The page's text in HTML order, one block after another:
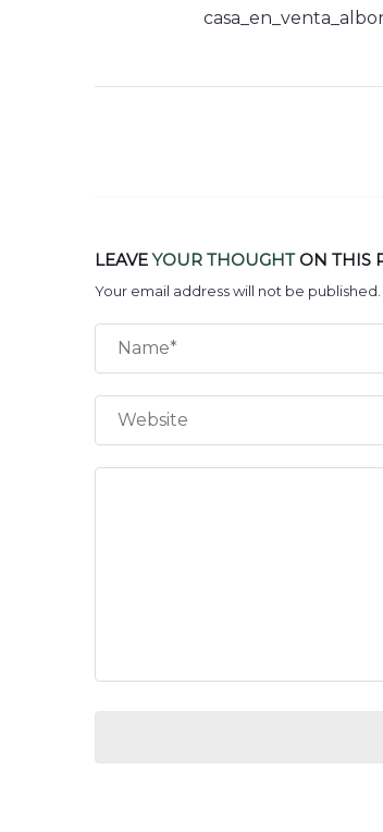
LEAVEYOUR THOUGHTON THIS
Your email address will not be published.